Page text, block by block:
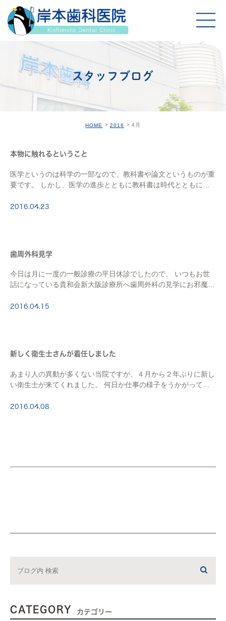
スタッフブログ
HOME 2016 4月
本物に触れるということ
医学というのは科学の一部なので、教科書や論文というものが重
要です。 しかし、医学の進歩とともに教科書は時代とともに変
ことが必要になります。 当院には小児歯科学会誌 […]
2016.04.23
歯周外科見学
今日は月に一度の一般診療の平日休診でしたので、 いつもお世
話になっている貴和会新大阪診療所へ歯周外科の見学にお邪魔し
ーが診療をされておられるため、 以前から都合が […]
2016.04.15
新しく衛生士さんが着任しました
あまり人の異動が多くない当院ですが、４月から２年ぶりに新し
い衛生士が来てくれました。 何日か仕事の様子をうかがってい
ケーラーの研ぎ方も上手」とのことで、 しっかり […]
2016.04.08
CATEGORY カテゴリー